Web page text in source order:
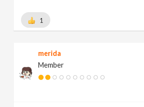
1
merida
Member